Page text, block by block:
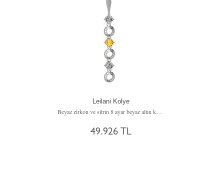
Leilani Kolye
Beyaz zirkon ve sitrin 8 ayar beyaz altın kolye (40 cm rose altın rolo zincir)
49.926 TL